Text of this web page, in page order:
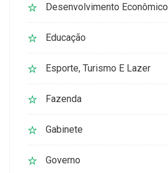
Desenvolvimento Econômico
Educação
Esporte, Turismo E Lazer
Fazenda
Gabinete
Governo